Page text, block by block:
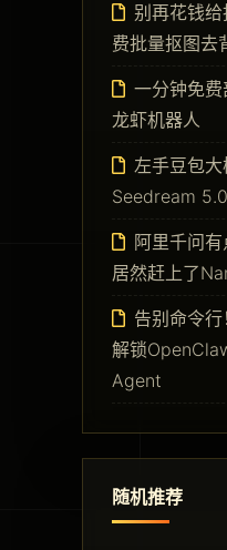
别再花钱
费批量抠图去
一分钟免
龙虾机器人
左手豆包
Seedream
阿里千问
居然赶上了
告别命令
解锁
Agent
随机推荐